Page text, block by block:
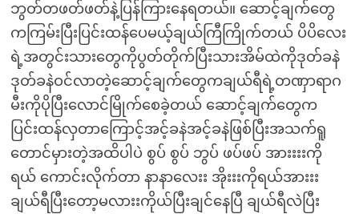
ဘွတ်တဖတ်ဖတ်နဲ့ပြန်ကြားနေရတယ်။ ဆောင့်ချက်တွေ
ကကြမ်းပြီးပြင်းထန်ပေမယ့်ချယ်ကြီကြိုက်တယ် ပိပိလေး
ရဲ့အတွင်းသားတွေကိုပွတ်တိုက်ပြီးသားအိမ်ထဲကိုဒုတ်ခနဲ
ဒုတ်ခနဲဝင်လာတဲ့ဆောင့်ချက်တွေကချယ်ရီရဲ့တဏှာရာဂ
မီးကိုပိုပြီးလောင်မြိုက်စေခဲ့တယ် ဆောင့်ချက်တွေက
ပြင်းထန်လှတာကြောင့်အင့်ခနဲအင့်ခနဲဖြစ်ပြီးအသက်ရူ
တောင်မှားတဲ့အထိပါပဲ စွပ် စွပ် ဘွပ် ဖပ်ဖပ် အားးးးကို
ရယ် ကောင်းလိုက်တာ နာနာလေးး အိုးးးကိုရယ်အားးး
ချယ်ရီပြီးတော့မလားးကိုယ်ပြီးချင်နေပြီ ချယ်ရီလဲပြီး